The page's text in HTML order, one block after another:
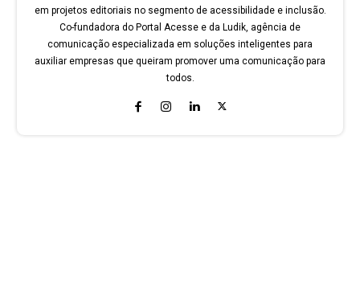
em projetos editoriais no segmento de acessibilidade e inclusão.
Co-fundadora do Portal Acesse e da Ludik, agência de
comunicação especializada em soluções inteligentes para
auxiliar empresas que queiram promover uma comunicação para
todos.